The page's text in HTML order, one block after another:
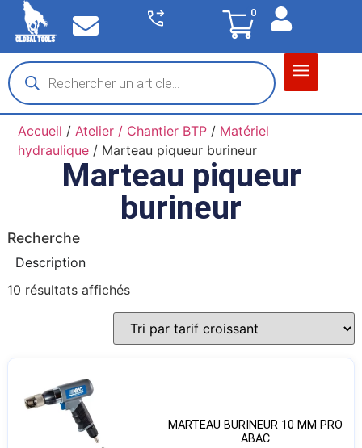
0
Accueil / Atelier / Chantier BTP / Matériel
hydraulique / Marteau piqueur burineur
Marteau piqueur
burineur
Recherche
Description
10 résultats affichés
MARTEAU BURINEUR 10 MM PRO
ABAC